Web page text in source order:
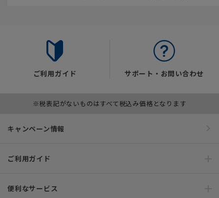
ご利用ガイド サポート・お問い合わせ
※税表記がないものはすべて税込み価格となります
キャンペーン情報
ご利用ガイド
便利なサービス